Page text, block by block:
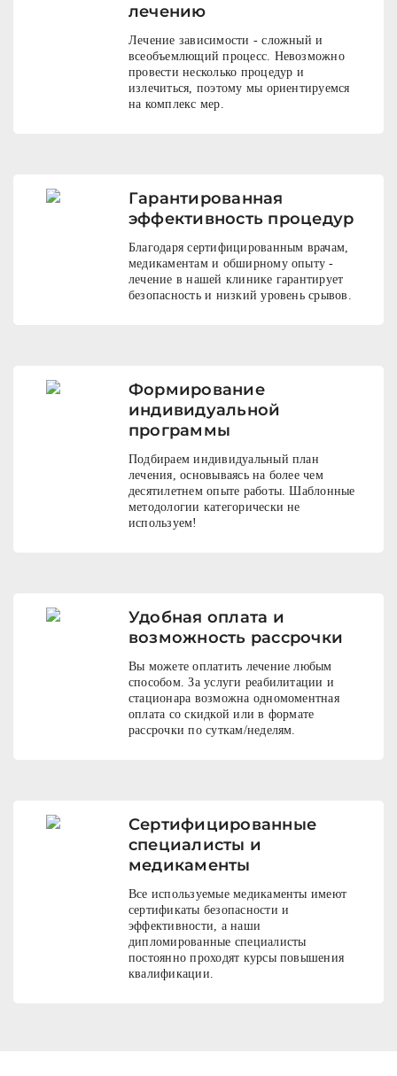
лечению
Лечение зависимости - сложный и
всеобъемлющий процесс. Невозможно
провести несколько процедур и
излечиться, поэтому мы ориентируемся
на комплекс мер.
Гарантированная
эффективность процедур
Благодаря сертифицированным врачам,
медикаментам и обширному опыту -
лечение в нашей клинике гарантирует
безопасность и низкий уровень срывов.
Формирование
индивидуальной
программы
Подбираем индивидуальный план
лечения, основываясь на более чем
десятилетнем опыте работы. Шаблонные
методологии категорически не
используем!
Удобная оплата и
возможность рассрочки
Вы можете оплатить лечение любым
способом. За услуги реабилитации и
стационара возможна одномоментная
оплата со скидкой или в формате
рассрочки по суткам/неделям.
Сертифицированные
специалисты и
медикаменты
Все используемые медикаменты имеют
сертификаты безопасности и
эффективности, а наши
дипломированные специалисты
постоянно проходят курсы повышения
квалификации.